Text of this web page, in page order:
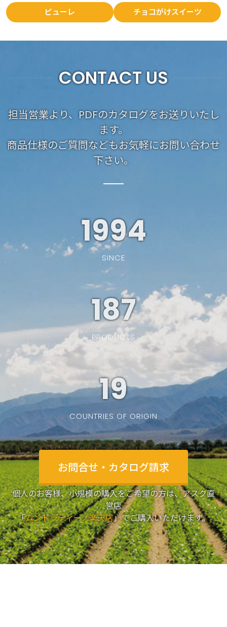
ピューレ チョコがけスイーツ
CONTACT US
担当営業より、PDFのカタログをお送りいたし
ます。
商品仕様のご質問などもお気軽にお問い合わせ
下さい。
1994
SINCE
187
PRODUCTS
19
COUNTRIES OF ORIGIN
お問合せ・カタログ請求
個人のお客様、小規模の購入をご希望の方は、アスク直
営店
「ムンドラティーノ楽天店」でご購入いただけます。